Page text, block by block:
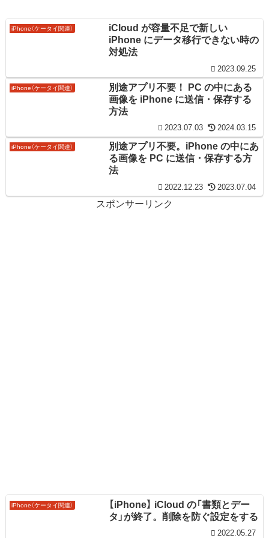
iPhone（ケータイ関連）
iCloud が容量不足で新しい
iPhone にデータ移行できない時の
対処法
2023.09.25
iPhone（ケータイ関連）
別途アプリ不要！ PC の中にある
画像を iPhone に送信・保存する
方法
2023.07.03 2024.03.15
iPhone（ケータイ関連）
別途アプリ不要。iPhone の中にあ
る画像を PC に送信・保存する方
法
2022.12.23 2023.07.04
スポンサーリンク
iPhone（ケータイ関連）
【iPhone】 iCloud の「書類とデー
タ」が終了。削除を防ぐ設定をする
2022.05.27